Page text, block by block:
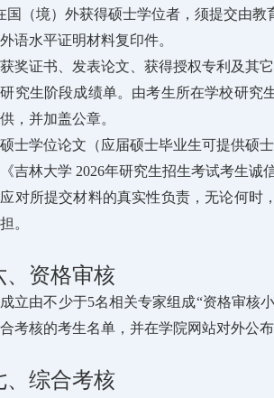
国（境）外获得硕士学位者，须提交由教
语水平证明材料复印件。
奖证书、发表论文、获得授权专利及其
究生阶段成绩单。由考生所在学校研
，并加盖公章。
士学位论文（应届硕士毕业生可提供硕士
吉林大学 2026年研究生招生考试考生诚
对所提交材料的真实性负责，无论何时
。
、资格审核
立由不少于5名相关专家组成“资格审核
考核的考生名单，并在学院网站对外公
、综合考核